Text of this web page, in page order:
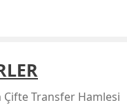
Çifte Transfer Hamlesi